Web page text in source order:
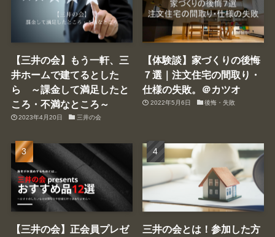
【三井の会】もう一軒、三
井ホームで建てるとした
ら ～課金して満足したと
ころ・不満なところ～
2023年4月20日 三井の会
【体験談】家づくりの後悔
７選｜注文住宅の間取り・
仕様の失敗。＠カツオ
2022年5月6日 後悔・失敗
【三井の会】正会員プレゼ
三井の会とは！参加した方